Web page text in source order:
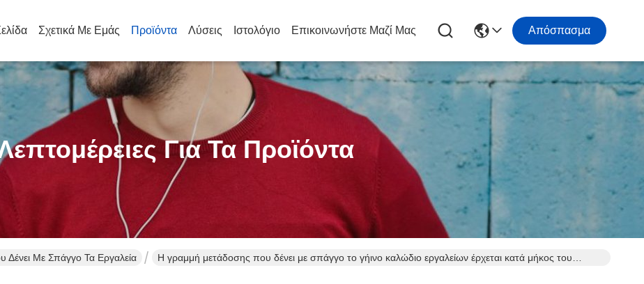
Σχετικά Με Εμάς Προϊόντα Λύσεις Ιστολόγιο Επικοινωνήστε Μαζί Μας Απόσπασμα
Για Τα Προϊόντα
Με Σπάγγο Τα Εργαλεία
Η γραμμή μετάδοσης που δένει με σπάγγο το γήινο καλώδιο εργαλείων έρχεται κατά μήκος του